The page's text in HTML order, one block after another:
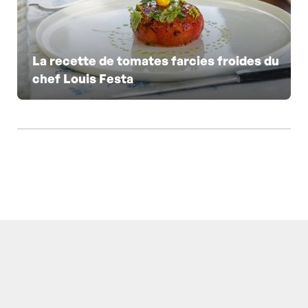
La recette de tomates farcies froides du
chef Louis Festa